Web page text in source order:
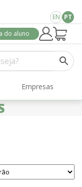
EN PT
do aluno
Empresas